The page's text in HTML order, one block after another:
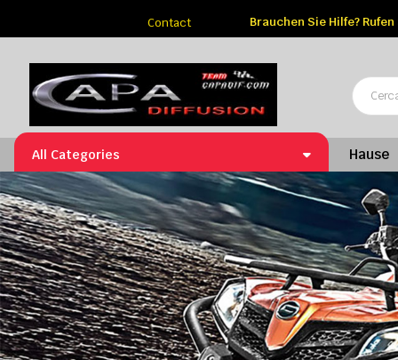
Contact Brauchen Sie Hilfe?
All Categories Hause